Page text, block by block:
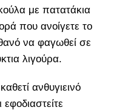
με πατατάκια
που ανοίγετε το
να φαγωθεί σε
λιγούρα.
ανθυγιεινό